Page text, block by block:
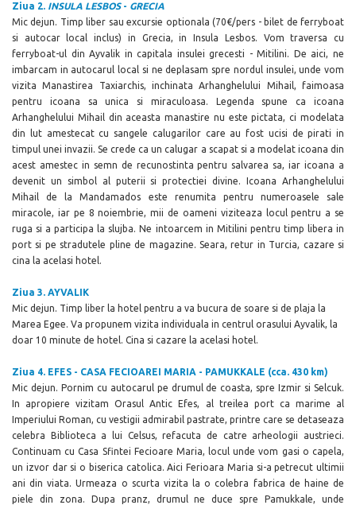
Ziua 2. INSULA LESBOS- GRECIA
Mic dejun. Timp liber sau excursie optionala (70€/pers - bilet de ferryboat
si autocar local inclus) in Grecia, in Insula Lesbos. Vom traversa cu
ferryboat-ul din Ayvalik in capitala insulei grecesti - Mitilini. De aici, ne
imbarcam in autocarul local si ne deplasam spre nordul insulei, unde vom
vizita Manastirea Taxiarchis, inchinata Arhanghelului Mihail, faimoasa
pentru icoana sa unica si miraculoasa. Legenda spune ca icoana
Arhanghelului Mihail din aceasta manastire nu este pictata, ci modelata
din lut amestecat cu sangele calugarilor care au fost ucisi de pirati in
timpul unei invazii. Se crede ca un calugar a scapat si a modelat icoana din
acest amestec in semn de recunostinta pentru salvarea sa, iar icoana a
devenit un simbol al puterii si protectiei divine. Icoana Arhanghelului
Mihail de la Mandamados este renumita pentru numeroasele sale
miracole, iar pe 8 noiembrie, mii de oameni viziteaza locul pentru a se
ruga si a participa la slujba. Ne intoarcem in Mitilini pentru timp libera in
port si pe stradutele pline de magazine. Seara, retur in Turcia, cazare si
cina la acelasi hotel.
Ziua 3. AYVALIK
Mic dejun. Timp liber la hotel pentru a va bucura de soare si de plaja la
Marea Egee. Va propunem vizita individuala in centrul orasului Ayvalik, la
doar 10 minute de hotel. Cina si cazare la acelasi hotel.
Ziua 4. EFES - CASA FECIOAREI MARIA - PAMUKKALE (cca. 430 km)
Mic dejun. Pornim cu autocarul pe drumul de coasta, spre Izmir si Selcuk.
In apropiere vizitam Orasul Antic Efes, al treilea port ca marime al
Imperiului Roman, cu vestigii admirabil pastrate, printre care se detaseaza
celebra Biblioteca a lui Celsus, refacuta de catre arheologii austrieci.
Continuam cu Casa Sfintei Fecioare Maria, locul unde vom gasi o capela,
un izvor dar si o biserica catolica. Aici Ferioara Maria si-a petrecut ultimii
ani din viata. Urmeaza o scurta vizita la o colebra fabrica de haine de
piele din zona. Dupa pranz, drumul ne duce spre Pamukkale, unde